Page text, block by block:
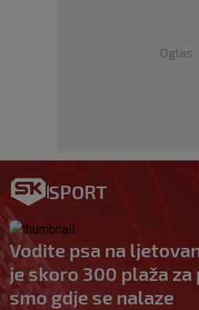
Oglas
SPORT
Vodite psa na
je skoro 300 plaža
smo gdje se nalaze